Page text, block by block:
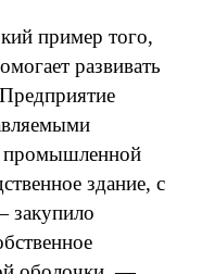
пример того,
развивать
здание, с
закупило